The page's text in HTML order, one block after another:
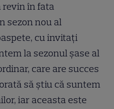
revin în fata
sezon nou al
cu invitaţi
la sezonul şase al
care are succes
să ştiu că suntem
iar aceasta este